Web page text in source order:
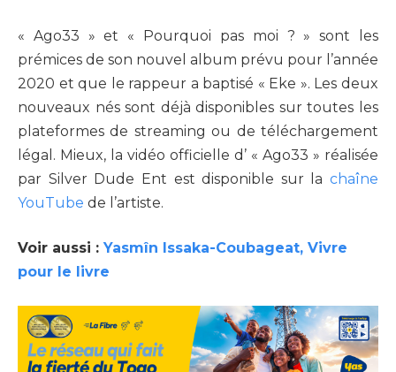
« Ago33 » et « Pourquoi pas moi ? » sont les
prémices de son nouvel album prévu pour l’année
2020 et que le rappeur a baptisé « Eke ». Les deux
nouveaux nés sont déjà disponibles sur toutes les
plateformes de streaming ou de téléchargement
légal. Mieux, la vidéo officielle d’ « Ago33 » réalisée
par Silver Dude Ent est disponible sur la chaîne
YouTube de l’artiste.
Voir aussi : Yasmîn Issaka-Coubageat, Vivre
pour le livre